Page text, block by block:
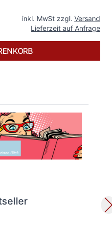
inkl. MwSt zzgl. Versand
Lieferzeit auf Anfrage